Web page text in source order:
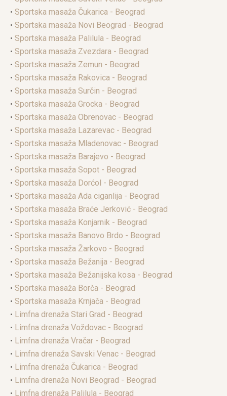
• Sportska masaža Čukarica - Beograd
• Sportska masaža Novi Beograd - Beograd
• Sportska masaža Palilula - Beograd
• Sportska masaža Zvezdara - Beograd
• Sportska masaža Zemun - Beograd
• Sportska masaža Rakovica - Beograd
• Sportska masaža Surčin - Beograd
• Sportska masaža Grocka - Beograd
• Sportska masaža Obrenovac - Beograd
• Sportska masaža Lazarevac - Beograd
• Sportska masaža Mladenovac - Beograd
• Sportska masaža Barajevo - Beograd
• Sportska masaža Sopot - Beograd
• Sportska masaža Dorćol - Beograd
• Sportska masaža Ada ciganlija - Beograd
• Sportska masaža Braće Jerković - Beograd
• Sportska masaža Konjarnik - Beograd
• Sportska masaža Banovo Brdo - Beograd
• Sportska masaža Žarkovo - Beograd
• Sportska masaža Bežanija - Beograd
• Sportska masaža Bežanijska kosa - Beograd
• Sportska masaža Borča - Beograd
• Sportska masaža Krnjača - Beograd
• Limfna drenaža Stari Grad - Beograd
• Limfna drenaža Voždovac - Beograd
• Limfna drenaža Vračar - Beograd
• Limfna drenaža Savski Venac - Beograd
• Limfna drenaža Čukarica - Beograd
• Limfna drenaža Novi Beograd - Beograd
• Limfna drenaža Palilula - Beograd